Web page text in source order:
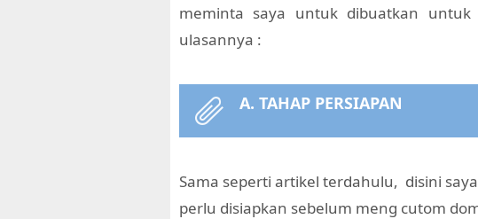
meminta saya untuk dibuatkan
ulasannya :
A. TAHAP PERSIAPAN
Sama seperti artikel terdahulu, disini
perlu disiapkan sebelum meng cutom